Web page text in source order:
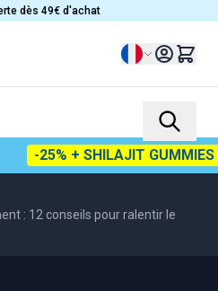
dès 49€ d'achat
Langue
-25% + SHILAJIT GUMMIES
: 12 conseils pour ralentir le